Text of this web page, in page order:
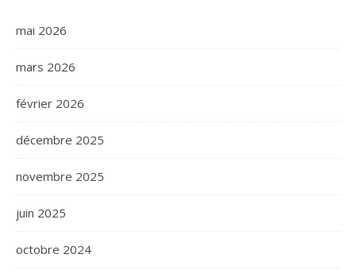
mai 2026
mars 2026
février 2026
décembre 2025
novembre 2025
juin 2025
octobre 2024